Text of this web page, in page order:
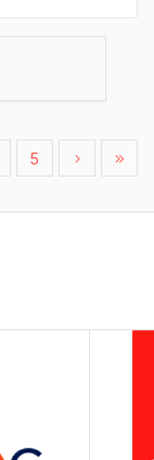
5